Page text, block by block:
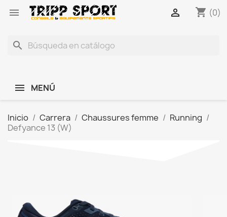
 shopping_cart (0)

search
MENÚ
Inicio Carrera Chaussures femme
Running
Defyance 13 (W)